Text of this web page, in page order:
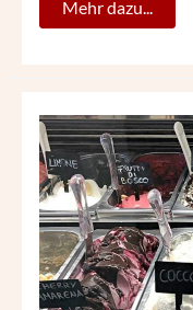
Mehr dazu...
EIS-
GESCHICHTEN